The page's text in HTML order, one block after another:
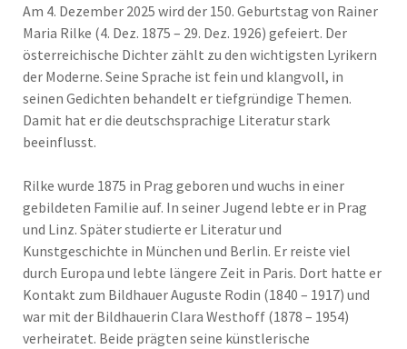
Am 4. Dezember 2025 wird der 150. Geburtstag von Rainer
Maria Rilke (4. Dez. 1875 – 29. Dez. 1926) gefeiert. Der
österreichische Dichter zählt zu den wichtigsten Lyrikern
der Moderne. Seine Sprache ist fein und klangvoll, in
seinen Gedichten behandelt er tiefgründige Themen.
Damit hat er die deutschsprachige Literatur stark
beeinflusst.
Rilke wurde 1875 in Prag geboren und wuchs in einer
gebildeten Familie auf. In seiner Jugend lebte er in Prag
und Linz. Später studierte er Literatur und
Kunstgeschichte in München und Berlin. Er reiste viel
durch Europa und lebte längere Zeit in Paris. Dort hatte er
Kontakt zum Bildhauer Auguste Rodin (1840 – 1917) und
war mit der Bildhauerin Clara Westhoff (1878 – 1954)
verheiratet. Beide prägten seine künstlerische